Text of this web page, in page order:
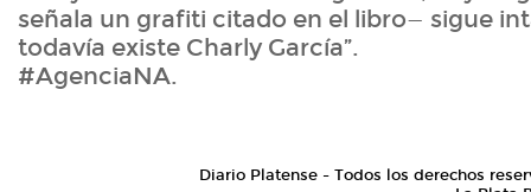
señala un grafiti citado en el libro— sigue
todavía existe Charly García”.
#AgenciaNA.
Diario Platense - Todos los derechos